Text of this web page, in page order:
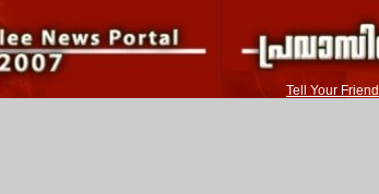
Tell Your Friend